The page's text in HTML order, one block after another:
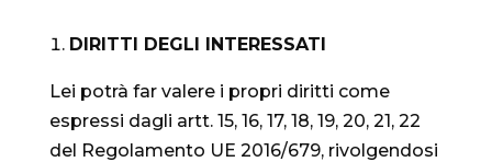
DIRITTI DEGLI INTERESSATI
Lei potrà far valere i propri diritti come
espressi dagli artt. 15, 16, 17, 18, 19, 20, 21, 22
del Regolamento UE 2016/679, rivolgendosi